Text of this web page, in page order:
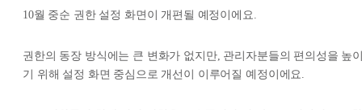
10월 중순 권한 설정 화면이 개편될 예정이에요.
권한의 동장 방식에는 큰 변화가 없지만, 관리자분들의 편의성을 높
기 위해 설정 화면 중심으로 개선이 이루어질 예정이에요.